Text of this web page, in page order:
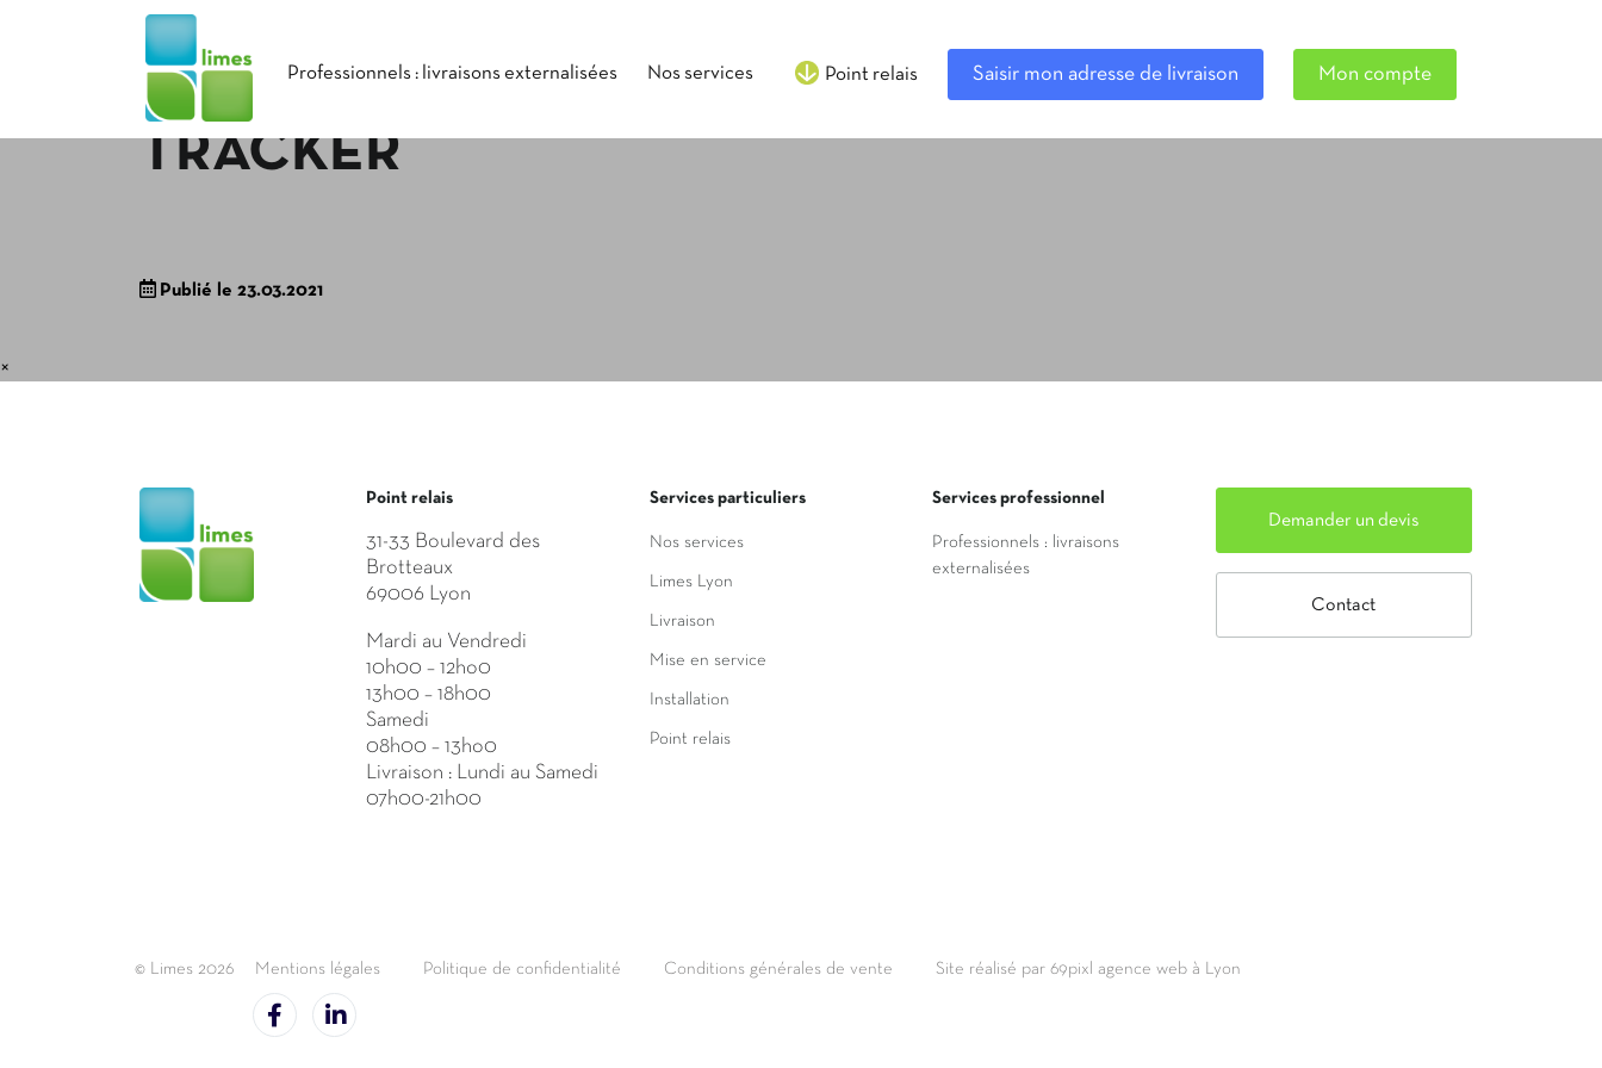
Professionnels : livraisons externalisées Nos services Point relais Saisir mon adresse de livraison Mon compte
TRACKER
Publié le 23.03.2021
×
Point relais
31-33 Boulevard des
Brotteaux
69006 Lyon
Mardi au Vendredi
10h00 – 12ho0
13h00 – 18h00
Samedi
08h00 – 13ho0
Livraison : Lundi au Samedi
07h00-21h00
Services particuliers
Nos services
Limes Lyon
Livraison
Mise en service
Installation
Point relais
Services professionnel
Professionnels : livraisons
externalisées
Demander un devis
Contact
© Limes 2026 Mentions légales Politique de confidentialité Conditions générales de vente Site réalisé par 69pixl agence web à Lyon